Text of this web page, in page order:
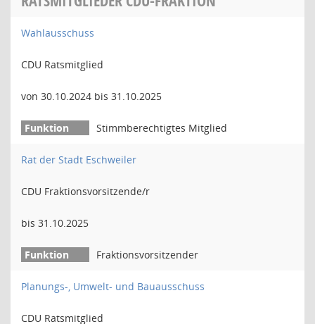
Wahlausschuss
CDU Ratsmitglied
von 30.10.2024 bis 31.10.2025
Stimmberechtigtes Mitglied
Rat der Stadt Eschweiler
CDU Fraktionsvorsitzende/r
bis 31.10.2025
Fraktionsvorsitzender
Planungs-, Umwelt- und Bauausschuss
CDU Ratsmitglied